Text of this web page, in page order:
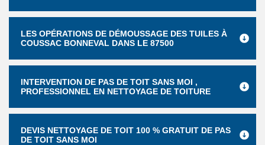
LES OPÉRATIONS DE DÉMOUSSAGE DES TUILES À
COUSSAC BONNEVAL DANS LE 87500
INTERVENTION DE PAS DE TOIT SANS MOI ,
PROFESSIONNEL EN NETTOYAGE DE TOITURE
DEVIS NETTOYAGE DE TOIT 100 % GRATUIT DE PAS
DE TOIT SANS MOI